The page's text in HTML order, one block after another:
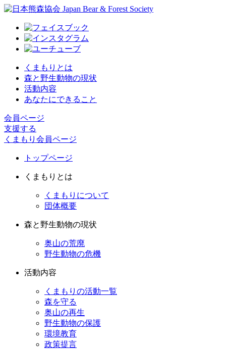
くまもりとは
森と野生動物の現状
活動内容
あなたにできること
会員ページ
支援する
くまもり会員ページ
トップページ
くまもりとは
くまもりについて
団体概要
森と野生動物の現状
奥山の荒廃
野生動物の危機
活動内容
くまもりの活動一覧
森を守る
奥山の再生
野生動物の保護
環境教育
政策提言